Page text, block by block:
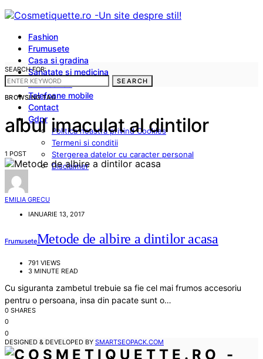
Fashion
Frumusete
Casa si gradina
Sanatate si medicina
Cum sa fac
Telefoane mobile
Contact
Gdpr
Politica noastra privind Cookies
Termeni si conditii
Stergerea datelor cu caracter personal
Disclaimer
SEARCH FOR:
SEARCH
BROWSING TAG
albul imaculat al dintilor
1 POST
EMILIA GRECU
IANUARIE 13, 2017
FrumuseteMetode de albire a dintilor acasa
791 VIEWS
3 MINUTE READ
Cu siguranta zambetul trebuie sa fie cel mai frumos accesoriu
pentru o persoana, insa din pacate sunt o…
0 SHARES
0
0
DESIGNED & DEVELOPED BY SMARTSEOPACK.COM